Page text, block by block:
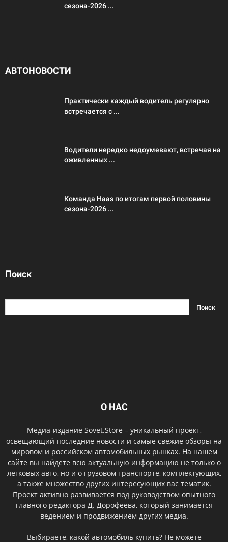
сезона-2026 ...
АВТОНОВОСТИ
Практически каждый водитель регулярно
встречается с ...
Водители нередко недоумевают, встречая на
оживленных ...
Команда Haas по итогам первой половины
сезона-2026 ...
Поиск
О НАС
Медиа-издание Sovet.Store – уникальный проект,
освещающий последние новости и самые свежие обзоры на
мировом и российском автомобильных рынках. На нашем
сайте вы найдете всю актуальную информацию не только о
легковых авто, но и о грузовом транспорте, комплектующих,
а также множество других интересующих вас тематик.
Проект активно развивается под руководством опытного
главного редактора Д. Дорофеева, который занимается
ведением и продвижением других медиа.
Выбираете, какой автомобиль купить? Не можете